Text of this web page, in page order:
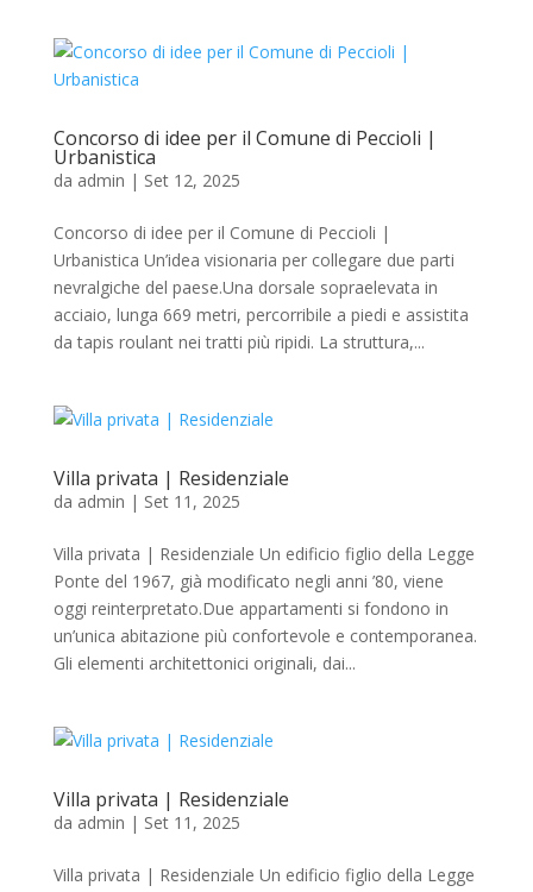
Concorso di idee per il Comune di Peccioli |
Urbanistica
da admin | Set 12, 2025
Concorso di idee per il Comune di Peccioli |
Urbanistica Un’idea visionaria per collegare due parti
nevralgiche del paese.Una dorsale sopraelevata in
acciaio, lunga 669 metri, percorribile a piedi e assistita
da tapis roulant nei tratti più ripidi. La struttura,...
Villa privata | Residenziale
da admin | Set 11, 2025
Villa privata | Residenziale Un edificio figlio della Legge
Ponte del 1967, già modificato negli anni ’80, viene
oggi reinterpretato.Due appartamenti si fondono in
un’unica abitazione più confortevole e contemporanea.
Gli elementi architettonici originali, dai...
Villa privata | Residenziale
da admin | Set 11, 2025
Villa privata | Residenziale Un edificio figlio della Legge